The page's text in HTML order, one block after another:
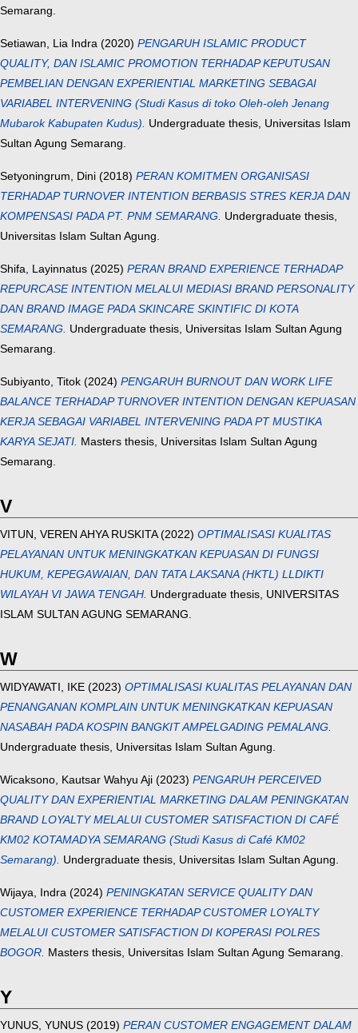
Semarang.
Setiawan, Lia Indra (2020) PENGARUH ISLAMIC PRODUCT
QUALITY, DAN ISLAMIC PROMOTION TERHADAP KEPUTUSAN
PEMBELIAN DENGAN EXPERIENTIAL MARKETING SEBAGAI
VARIABEL INTERVENING (Studi Kasus di toko Oleh-oleh Jenang
Mubarok Kabupaten Kudus). Undergraduate thesis, Universitas Islam
Sultan Agung Semarang.
Setyoningrum, Dini (2018) PERAN KOMITMEN ORGANISASI
TERHADAP TURNOVER INTENTION BERBASIS STRES KERJA DAN
KOMPENSASI PADA PT. PNM SEMARANG. Undergraduate thesis,
Universitas Islam Sultan Agung.
Shifa, Layinnatus (2025) PERAN BRAND EXPERIENCE TERHADAP
REPURCASE INTENTION MELALUI MEDIASI BRAND PERSONALITY
DAN BRAND IMAGE PADA SKINCARE SKINTIFIC DI KOTA
SEMARANG. Undergraduate thesis, Universitas Islam Sultan Agung
Semarang.
Subiyanto, Titok (2024) PENGARUH BURNOUT DAN WORK LIFE
BALANCE TERHADAP TURNOVER INTENTION DENGAN KEPUASAN
KERJA SEBAGAI VARIABEL INTERVENING PADA PT MUSTIKA
KARYA SEJATI. Masters thesis, Universitas Islam Sultan Agung
Semarang.
V
VITUN, VEREN AHYA RUSKITA(2022) OPTIMALISASI KUALITAS
PELAYANAN UNTUK MENINGKATKAN KEPUASAN DI FUNGSI
HUKUM, KEPEGAWAIAN, DAN TATA LAKSANA (HKTL) LLDIKTI
WILAYAH VI JAWA TENGAH. Undergraduate thesis, UNIVERSITAS
ISLAM SULTAN AGUNG SEMARANG.
W
WIDYAWATI, IKE (2023) OPTIMALISASI KUALITAS PELAYANAN DAN
PENANGANAN KOMPLAIN UNTUK MENINGKATKAN KEPUASAN
NASABAH PADA KOSPIN BANGKIT AMPELGADING PEMALANG.
Undergraduate thesis, Universitas Islam Sultan Agung.
Wicaksono, Kautsar Wahyu Aji (2023) PENGARUH PERCEIVED
QUALITY DAN EXPERIENTIAL MARKETING DALAM PENINGKATAN
BRAND LOYALTY MELALUI CUSTOMER SATISFACTION DI CAFÉ
KM02 KOTAMADYA SEMARANG (Studi Kasus di Café KM02
Semarang). Undergraduate thesis, Universitas Islam Sultan Agung.
Wijaya, Indra (2024) PENINGKATAN SERVICE QUALITY DAN
CUSTOMER EXPERIENCE TERHADAP CUSTOMER LOYALTY
MELALUI CUSTOMER SATISFACTION DI KOPERASI POLRES
BOGOR. Masters thesis, Universitas Islam Sultan Agung Semarang.
Y
YUNUS, YUNUS (2019) PERAN CUSTOMER ENGAGEMENT DALAM